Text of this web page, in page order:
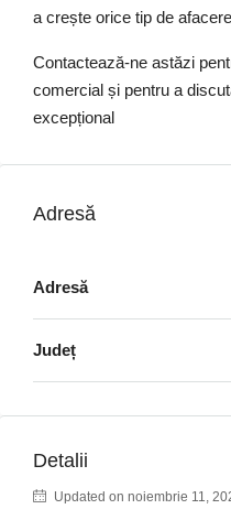
a crește orice tip de
Contactează-ne astăzi
comercial și pentru a
excepțional
Adresă
Adresă
Județ
Detalii
Updated on noiembrie 11,